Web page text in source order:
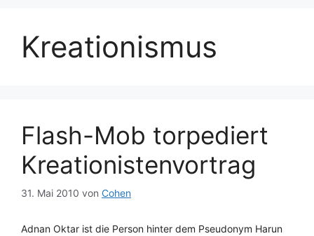
Kreationismus
Flash-Mob torpediert
Kreationistenvortrag
31. Mai 2010 von Cohen
Adnan Oktar ist die Person hinter dem Pseudonym Harun